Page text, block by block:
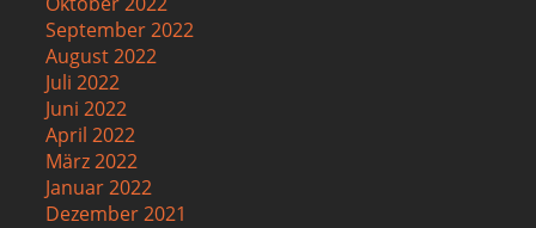
September 2022
August 2022
Juli 2022
Juni 2022
April 2022
März 2022
Januar 2022
Dezember 2021